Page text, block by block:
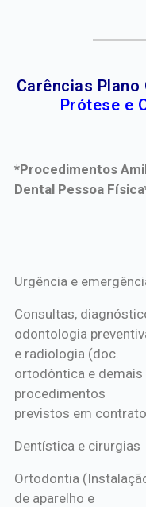
Carências
Prótese e
*Procedimentos
Dental Pessoa
*Procedimentos Amil
Urgência e
Consultas,
odontologia
e radiologia (doc.
ortodôntica e demais
procedimentos
previstos em
Dentística e cirurgias
Ortodontia
de aparelho e